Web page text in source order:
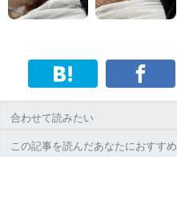
合わせて読みたい
この記事を読んだあなたにおすすめ